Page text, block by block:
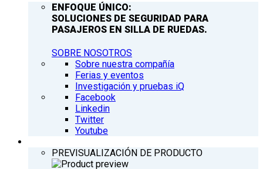
ENFOQUE ÚNICO:
SOLUCIONES DE SEGURIDAD PARA
PASAJEROS EN SILLA DE RUEDAS.
SOBRE NOSOTROS
Sobre nuestra compañía
Ferias y eventos
Investigación y pruebas iQ
Facebook
Linkedin
Twitter
Youtube
PREVISUALIZACIÓN DE PRODUCTO